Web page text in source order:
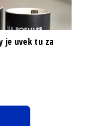
je uvek tu za